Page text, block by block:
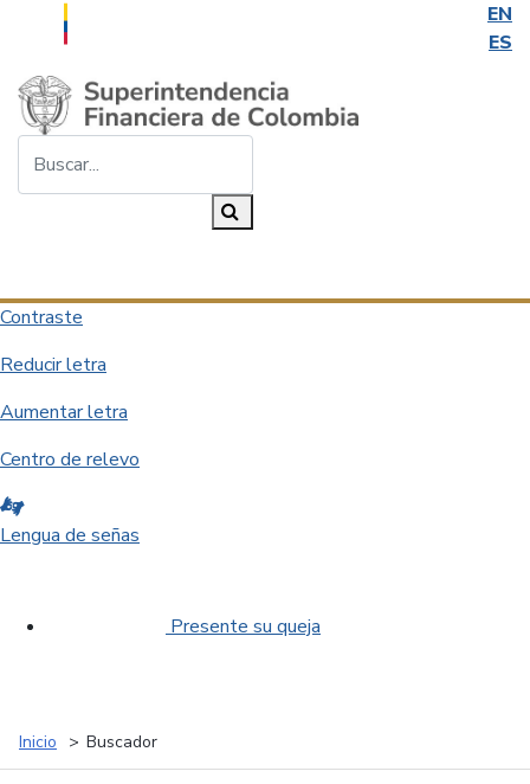
EN
ES
Saltar al contenido principal
Contraste
Reducir letra
Aumentar letra
Centro de relevo
Lengua de señas
Presente su queja
Inicio Buscador